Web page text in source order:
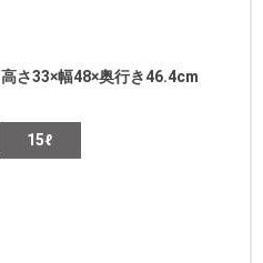
高さ33×幅48×奥行き46.4cm
15ℓ